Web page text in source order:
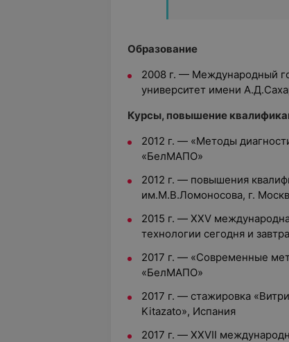
Образование
2008 г. — Международный
университет имени
Курсы, повышение
2012 г. — «Методы
«БелМАПО»
2012 г. — повышения
им.М.В.Ломоносова, г.
2015 г. — XXV
технологии сегодня и
2017 г. — «Современные
«БелМАПО»
2017 г. — стажировка
Kitazato», Испания
2017 г. — XXVII